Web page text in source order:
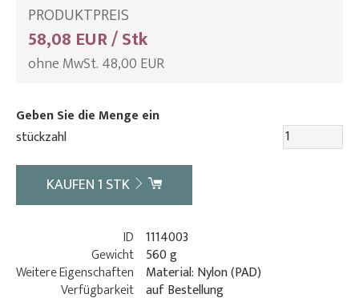
PRODUKTPREIS
58,08 EUR / Stk
ohne MwSt. 48,00 EUR
Geben Sie die Menge ein
stückzahl
KAUFEN1 STK
ID 1114003
Gewicht 560 g
Weitere Eigenschaften
Material: Nylon (PAD)
Verfügbarkeit auf Bestellung